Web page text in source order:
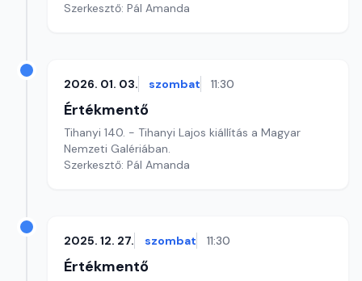
Szerkesztő: Pál Amanda
2026. 01. 03. szombat 11:30
Értékmentő
Tihanyi 140. - Tihanyi Lajos kiállítás a Magyar
Nemzeti Galériában.
Szerkesztő: Pál Amanda
2025. 12. 27. szombat 11:30
Értékmentő